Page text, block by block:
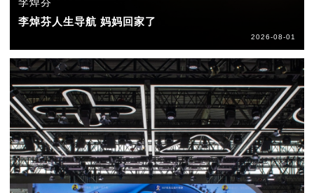
李焯芬人生导航 妈妈回家了
2026-08-01